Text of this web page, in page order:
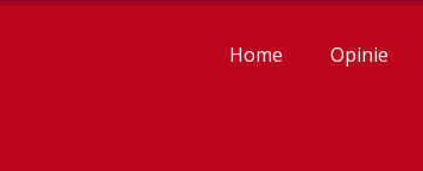
Home Opinie